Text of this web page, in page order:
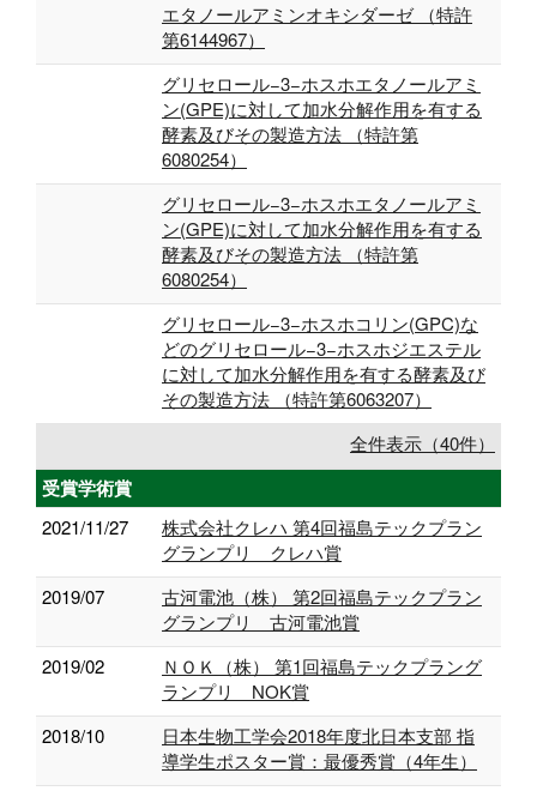
エタノールアミンオキシダーゼ （特許
第6144967）
グリセロール−3−ホスホエタノールアミ
ン(GPE)に対して加水分解作用を有する
酵素及びその製造方法 （特許第
6080254）
グリセロール−3−ホスホエタノールアミ
ン(GPE)に対して加水分解作用を有する
酵素及びその製造方法 （特許第
6080254）
グリセロール−3−ホスホコリン(GPC)な
どのグリセロール−3−ホスホジエステル
に対して加水分解作用を有する酵素及び
その製造方法 （特許第6063207）
全件表示（40件）
受賞学術賞
2021/11/27
株式会社クレハ 第4回福島テックプラン
グランプリ クレハ賞
2019/07
古河電池（株） 第2回福島テックプラン
グランプリ 古河電池賞
2019/02
ＮＯＫ（株） 第1回福島テックプラング
ランプリ NOK賞
2018/10
日本生物工学会2018年度北日本支部 指
導学生ポスター賞：最優秀賞（4年生）